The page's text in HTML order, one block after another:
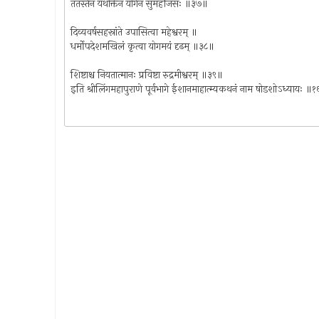
ततस्तेन यथोक्तेन योगेन सुमहौजसः ॥३७॥
दिव्यवर्षसहस्रांते उपासित्वा महेश्वरम् ॥
धर्मोपदेशमखिलं कृत्वा योगमयं दृढम् ॥३८॥
शिष्टाश्च नियतात्मानः प्रविष्टा रुद्रमीश्वरम् ॥३९॥
इति श्रीलिंगमहापुराणे पूर्वभागे ईशानमाहात्म्यकथनं नाम षोडशोऽध्यायः